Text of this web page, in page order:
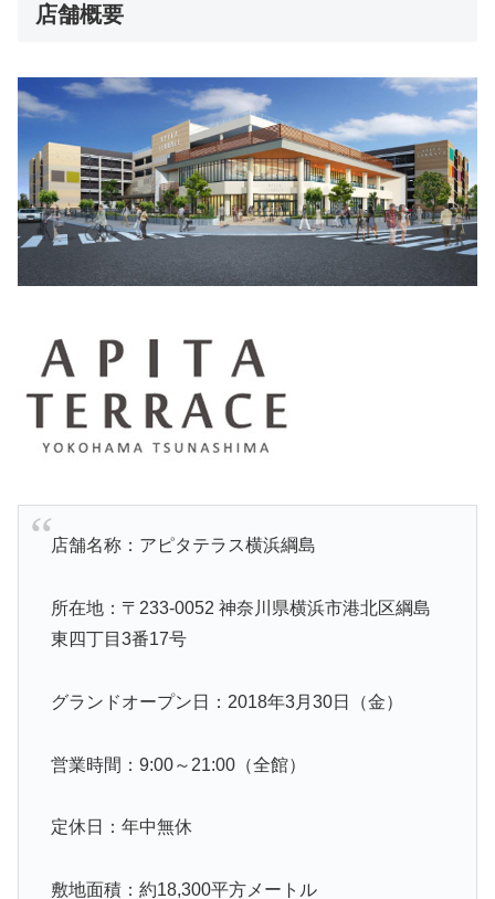
店舗概要
店舗名称：アピタテラス横浜綱島
所在地：〒233-0052 神奈川県横浜市港北区綱島
東四丁目3番17号
グランドオープン日：2018年3月30日（金）
営業時間：9:00～21:00（全館）
定休日：年中無休
敷地面積：約18,300平方メートル